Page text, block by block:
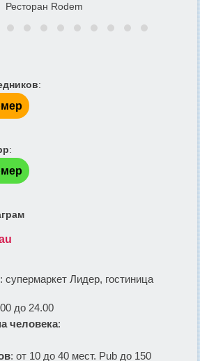
Ресторан Rodem
:
:
: супермаркет Лидер, гостиница
до 24.00
человека:
: от 10 до 40 мест. Pub до 150